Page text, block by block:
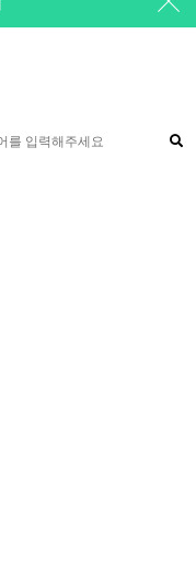
개인정보 유출 사고 실전 대응훈련 26기 교육생 모집